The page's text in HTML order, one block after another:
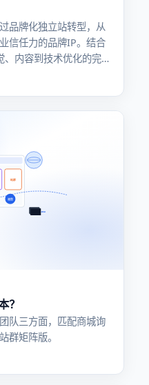
品牌化独立站转型，从
信任力的品牌IP。结合
、内容到技术优化的完
立差异化护城河。
？
队三方面，匹配商城询
群矩阵版。